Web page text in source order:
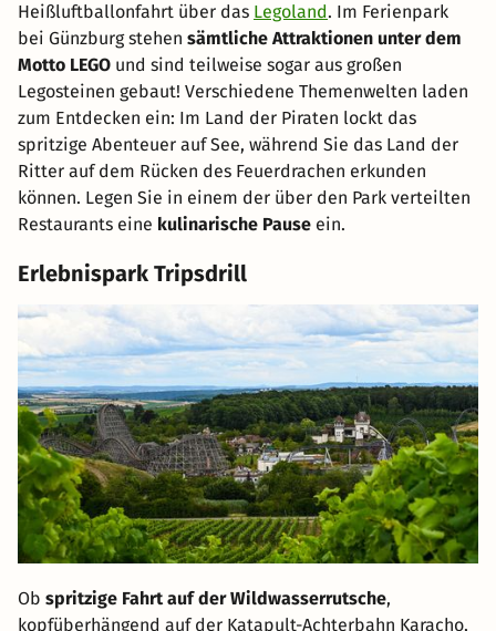
Heißluftballonfahrt über das Legoland. Im Ferienpark
bei Günzburg stehen sämtliche Attraktionen unter dem
Motto LEGO und sind teilweise sogar aus großen
Legosteinen gebaut! Verschiedene Themenwelten laden
zum Entdecken ein: Im Land der Piraten lockt das
spritzige Abenteuer auf See, während Sie das Land der
Ritter auf dem Rücken des Feuerdrachen erkunden
können. Legen Sie in einem der über den Park verteilten
Restaurants eine kulinarische Pause ein.
Erlebnispark Tripsdrill
Ob spritzige Fahrt auf der Wildwasserrutsche,
kopfüberhängend auf der Katapult-Achterbahn Karacho,